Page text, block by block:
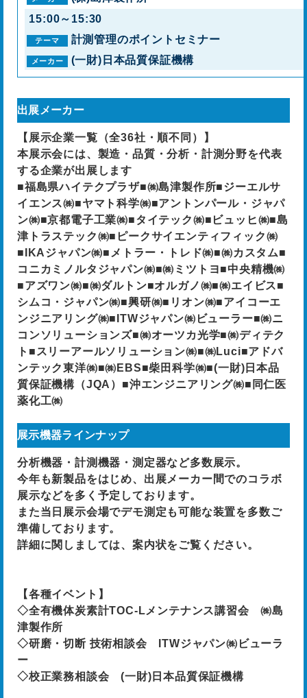
15:00～15:30
計測管理のポイントセミナー
(一財)日本品質保証機構
出展メーカー
【展示企業一覧（全36社・順不同）】
本展示会には、製造・品質・分析・計測分野を代表
する企業が出展します
■福島県ハイテクプラザ■㈱島津製作所■ジーエルサ
イエンス㈱■ヤマト科学㈱■アントンパール・ジャパ
ン㈱■京都電子工業㈱■タイテック㈱■ビュッヒ㈱■島
津トラステック㈱■ピークサイエンティフィック㈱
■IKAジャパン㈱■メトラー・トレド㈱■㈱カスタム■
コニカミノルタジャパン㈱■㈱ミツトヨ■中央精機㈱
■アズワン㈱■㈱ダルトン■オルガノ㈱■㈱エイビス■
シムコ・ジャパン㈱■興研㈱■リオン㈱■アイコーエ
ンジニアリング㈱■ITWジャパン㈱ビューラー■㈱ニ
コンソリューションズ■㈱オーツカ光学■㈱ディテク
ト■スリーアールソリューション㈱■㈱Luci■アドバ
ンテック東洋㈱■㈱EBS■柴田科学㈱■(一財)日本品
質保証機構（JQA）■沖エンジニアリング㈱■同仁医
薬化工㈱
展示機器ラインナップ
分析機器・計測機器・測定器など多数展示。
今年も新製品をはじめ、出展メーカー間でのコラボ
展示などを多く予定しております。
また当日展示会場でデモ測定も可能な装置を多数ご
準備しております。
詳細に関しましては、案内状をご覧ください。
【各種イベント】
◇全有機体炭素計TOC-Lメンテナンス講習会 ㈱島
津製作所
◇研磨・切断 技術相談会 ITWジャパン㈱ビューラ
ー
◇校正業務相談会 (一財)日本品質保証機構